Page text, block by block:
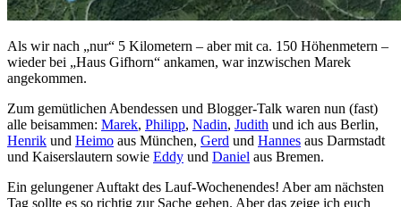
Als wir nach „nur“ 5 Kilometern – aber mit ca. 150 Höhenmetern –
wieder bei „Haus Gifhorn“ ankamen, war inzwischen Marek
angekommen.
Zum gemütlichen Abendessen und Blogger-Talk waren nun (fast)
alle beisammen: Marek, Philipp, Nadin, Judith und ich aus Berlin,
Henrik und Heimo aus München, Gerd und Hannes aus Darmstadt
und Kaiserslautern sowie Eddy und Daniel aus Bremen.
Ein gelungener Auftakt des Lauf-Wochenendes! Aber am nächsten
Tag sollte es so richtig zur Sache gehen. Aber das zeige ich euch